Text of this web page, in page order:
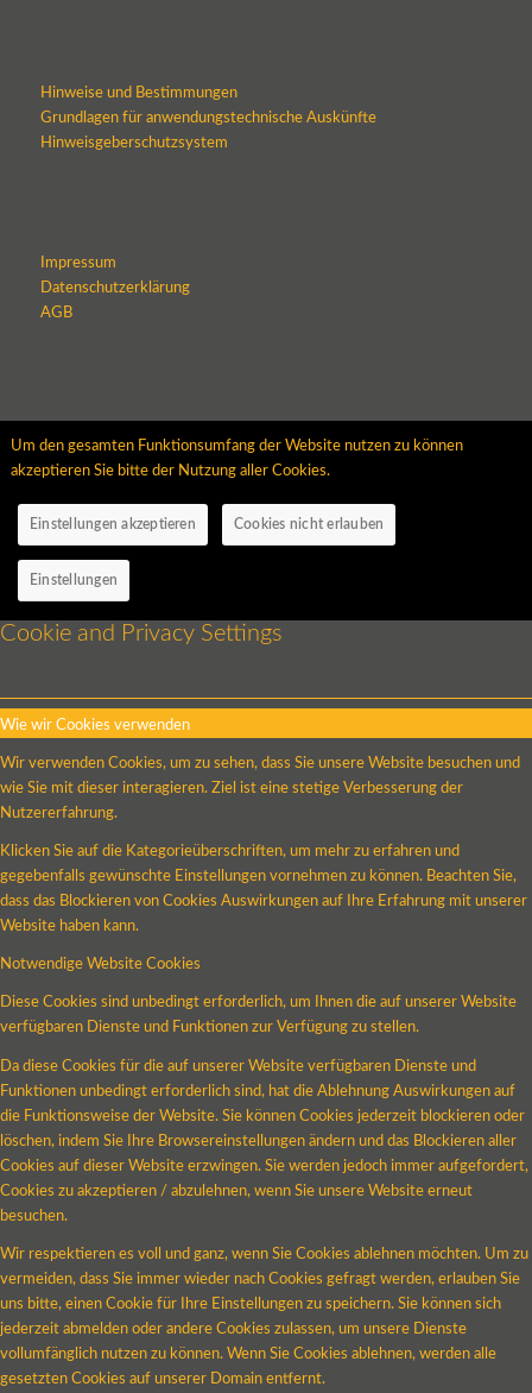
Hinweise und Bestimmungen
Grundlagen für anwendungstechnische Auskünfte
Hinweisgeberschutzsystem
Impressum
Datenschutzerklärung
AGB
Um den gesamten Funktionsumfang der Website nutzen zu können
akzeptieren Sie bitte der Nutzung aller Cookies.
Einstellungen akzeptieren Cookies nicht erlauben
Einstellungen
Cookie and Privacy Settings
Wie wir Cookies verwenden
Wir verwenden Cookies, um zu sehen, dass Sie unsere Website besuchen und
wie Sie mit dieser interagieren. Ziel ist eine stetige Verbesserung der
Nutzererfahrung.
Klicken Sie auf die Kategorieüberschriften, um mehr zu erfahren und
gegebenfalls gewünschte Einstellungen vornehmen zu können. Beachten Sie,
dass das Blockieren von Cookies Auswirkungen auf Ihre Erfahrung mit unserer
Website haben kann.
Notwendige Website Cookies
Diese Cookies sind unbedingt erforderlich, um Ihnen die auf unserer Website
verfügbaren Dienste und Funktionen zur Verfügung zu stellen.
Da diese Cookies für die auf unserer Website verfügbaren Dienste und
Funktionen unbedingt erforderlich sind, hat die Ablehnung Auswirkungen auf
die Funktionsweise der Website. Sie können Cookies jederzeit blockieren oder
löschen, indem Sie Ihre Browsereinstellungen ändern und das Blockieren aller
Cookies auf dieser Website erzwingen. Sie werden jedoch immer aufgefordert,
Cookies zu akzeptieren / abzulehnen, wenn Sie unsere Website erneut
besuchen.
Wir respektieren es voll und ganz, wenn Sie Cookies ablehnen möchten. Um zu
vermeiden, dass Sie immer wieder nach Cookies gefragt werden, erlauben Sie
uns bitte, einen Cookie für Ihre Einstellungen zu speichern. Sie können sich
jederzeit abmelden oder andere Cookies zulassen, um unsere Dienste
vollumfänglich nutzen zu können. Wenn Sie Cookies ablehnen, werden alle
gesetzten Cookies auf unserer Domain entfernt.